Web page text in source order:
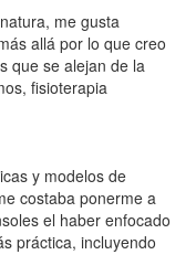
me gusta
allá por lo que creo
que se alejan de la
fisioterapia
y modelos de
costaba ponerme a
el haber enfocado
práctica, incluyendo